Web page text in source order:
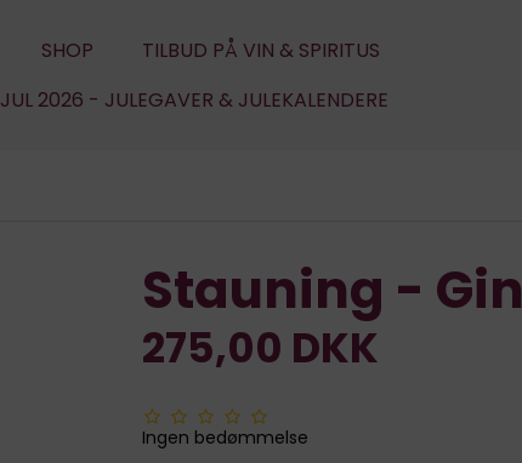
SHOP
TILBUD PÅ VIN & SPIRITUS
JUL 2026 - JULEGAVER & JULEKALENDERE
Stauning - Gin
275,00 DKK
Ingen bedømmelse